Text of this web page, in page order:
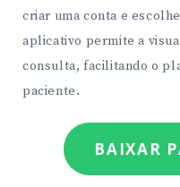
criar uma conta e
aplicativo permite a
consulta, facilitando o
paciente.
BAIXAR